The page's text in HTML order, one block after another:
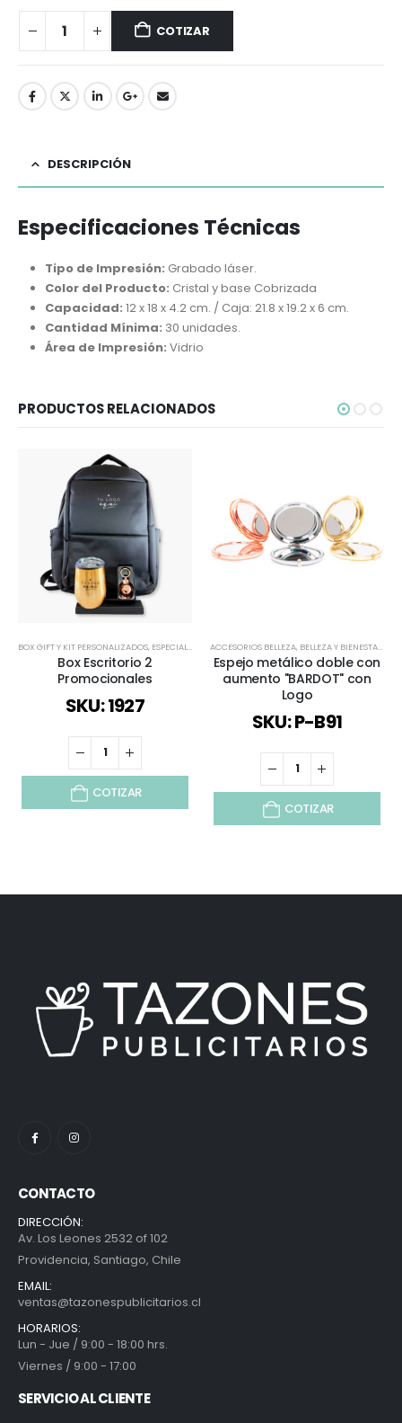
COTIZAR
DESCRIPCIÓN
Especificaciones Técnicas
Tipo de Impresión: Grabado láser.
Color del Producto: Cristal y base Cobrizada
Capacidad: 12 x 18 x 4.2 cm. / Caja: 21.8 x 19.2 x 6 cm.
Cantidad Mínima: 30 unidades.
Área de Impresión: Vidrio
PRODUCTOS RELACIONADOS
BOX GIFT Y KIT PERSONALIZADOS, ESPECIAL DÍA DEL MINERO ,TODOS
Box Escritorio 2
Promocionales
SKU: 1927
COTIZAR
ACCESORIOS BELLEZA, BELLEZA Y BIENESTAR
Espejo metálico doble con
aumento "BARDOT" con
Logo
SKU: P-B91
COTIZAR
CONTACTO
DIRECCIÓN:
Av. Los Leones 2532 of 102
Providencia, Santiago, Chile
EMAIL:
ventas@tazonespublicitarios.cl
HORARIOS:
Lun - Jue / 9:00 - 18:00 hrs.
Viernes / 9:00 - 17:00
SERVICIO AL CLIENTE